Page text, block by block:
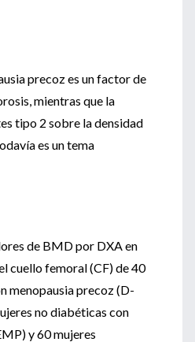
precoz es un factor de
mientras que la
tipo 2 sobre la densidad
es un tema
de BMD por DXA en
cuello femoral (CF) de 40
menopausia precoz (D-
no diabéticas con
y 60 mujeres